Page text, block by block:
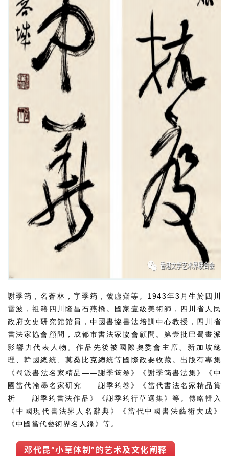
砚
边
夜
美
术
库
百
謝季筠，名蒼林，字季筠，號虛齋等。1943年3月生於四川
雷波，祖籍四川隆昌石燕橋。國家壹級美術師，四川省人民
政府文史研究館館員，中國書協書法培訓中心教授，四川省
書法家協會顧問，成都市書法家協會顧問。第壹批巴蜀畫派
影響力代表人物。作品先後被國際奧委會主席、新加坡總
理、韓國總統、莫桑比克總統等國際政要收藏。出版有專集
《蜀派書法名家精品——謝季筠卷》《謝季筠書法集》《中
國當代翰墨名家研究——謝季筠卷》《當代書法名家精品賞
析——謝季筠書法作品》《謝季筠行草選集》等。傳略輯入
《中國現代書法界人名辭典》《當代中國書法藝術大成》
《中國當代藝術界名人錄》等。
邓代昆“小草体制”的艺术及文化阐释